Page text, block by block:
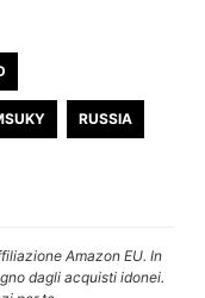
RUSSIA
Amazon EU. In
dagli acquisti idonei.